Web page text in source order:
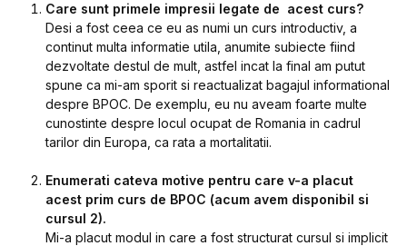
Care sunt primele impresii legate de acest curs?
Desi a fost ceea ce eu as numi un curs introductiv, a
continut multa informatie utila, anumite subiecte fiind
dezvoltate destul de mult, astfel incat la final am putut
spune ca mi-am sporit si reactualizat bagajul informational
despre BPOC. De exemplu, eu nu aveam foarte multe
cunostinte despre locul ocupat de Romania in cadrul
tarilor din Europa, ca rata a mortalitatii.
Enumerati cateva motive pentru care v-a placut
acest prim curs de BPOC (acum avem disponibil si
cursul 2).
Mi-a placut modul in care a fost structurat cursul si implicit